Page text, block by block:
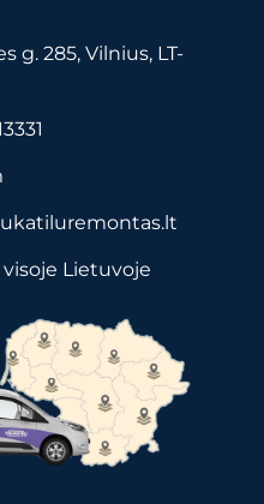
g. 285, Vilnius, LT-
Lietuvoje